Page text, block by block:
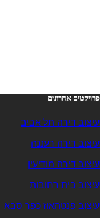
פרויקטים אחרונים
עיצוב דירה תל אביב
עיצוב דירה רעננה
עיצוב דירה מודיעין
עיצוב בית רחובות
עיצוב פנטהאוז כפר סבא